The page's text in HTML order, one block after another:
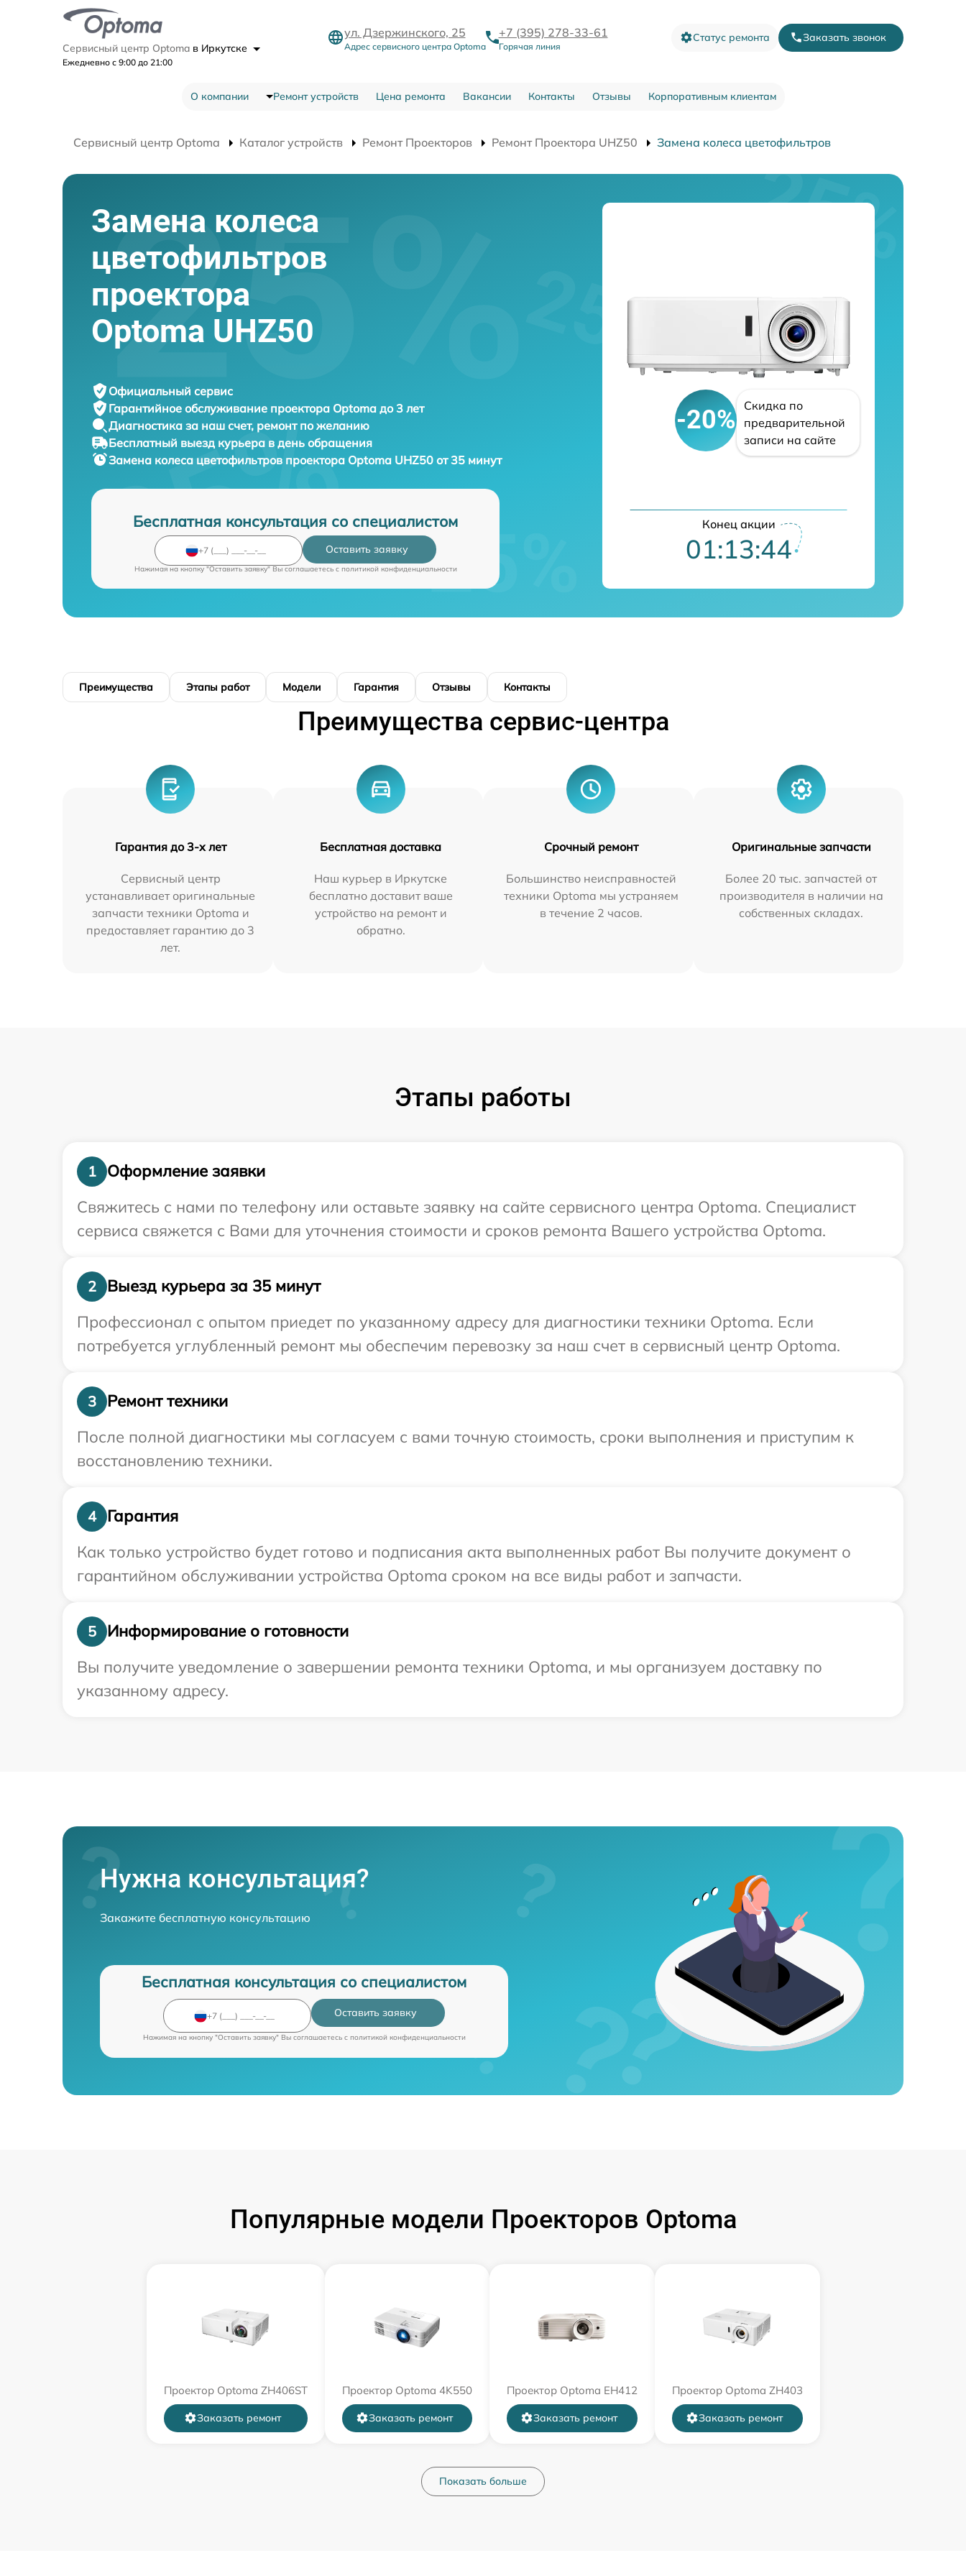
Сервисный центр Optoma в Иркутске
Ежедневно с 9:00 до 21:00
ул. Дзержинского, 25
Адрес сервисного центра Optoma
+7 (395) 278-33-61
Горячая линия
Статус ремонта Заказать звонок
О компании Ремонт устройств Цена ремонта Вакансии Контакты Отзывы Корпоративным клиентам
Сервисный центр Optoma Каталог устройств Ремонт Проекторов Ремонт Проектора UHZ50 Замена колеса цветофильтров
Замена колеса
цветофильтров
проектора
Optoma UHZ50
Официальный сервис
Гарантийное обслуживание проектора Optoma до 3 лет
Диагностика за наш счет, ремонт по желанию
Бесплатный выезд курьера в день обращения
Замена колеса цветофильтров проектора Optoma UHZ50 от 35 минут
Бесплатная консультация со специалистом
Оставить заявку
Нажимая на кнопку "Оставить заявку" Вы соглашаетесь c политикой конфиденциальности
-20%
Скидка по
предварительной
записи на сайте
Конец акции
01:13:43
Преимущества Этапы работ Модели Гарантия Отзывы Контакты
Преимущества сервис-центра
Гарантия до 3-х лет
Сервисный центр
устанавливает оригинальные
запчасти техники Optoma и
предоставляет гарантию до 3
лет.
Бесплатная доставка
Наш курьер в Иркутске
бесплатно доставит ваше
устройство на ремонт и
обратно.
Срочный ремонт
Большинство неисправностей
техники Optoma мы устраняем
в течение 2 часов.
Оригинальные запчасти
Более 20 тыс. запчастей от
производителя в наличии на
собственных складах.
Этапы работы
1
Оформление заявки
Свяжитесь с нами по телефону или оставьте заявку на сайте сервисного центра Optoma. Специалист
сервиса свяжется с Вами для уточнения стоимости и сроков ремонта Вашего устройства Optoma.
2
Выезд курьера за 35 минут
Профессионал с опытом приедет по указанному адресу для диагностики техники Optoma. Если
потребуется углубленный ремонт мы обеспечим перевозку за наш счет в сервисный центр Optoma.
3
Ремонт техники
После полной диагностики мы согласуем с вами точную стоимость, сроки выполнения и приступим к
восстановлению техники.
4
Гарантия
Как только устройство будет готово и подписания акта выполненных работ Вы получите документ о
гарантийном обслуживании устройства Optoma сроком на все виды работ и запчасти.
5
Информирование о готовности
Вы получите уведомление о завершении ремонта техники Optoma, и мы организуем доставку по
указанному адресу.
Нужна консультация?
Закажите бесплатную консультацию
Бесплатная консультация со специалистом
Оставить заявку
Нажимая на кнопку "Оставить заявку" Вы соглашаетесь c политикой конфиденциальности
Популярные модели Проекторов Optoma
Проектор Optoma ZH406ST
Заказать ремонт
Проектор Optoma 4K550
Заказать ремонт
Проектор Optoma EH412
Заказать ремонт
Проектор Optoma ZH403
Заказать ремонт
Показать больше